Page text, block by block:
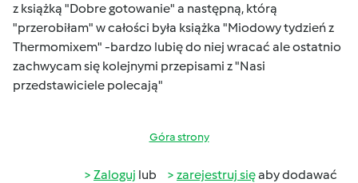
z książką "Dobre gotowanie" a następną, którą
"przerobiłam" w całości była książka "Miodowy tydzień z
Thermomixem" -bardzo lubię do niej wracać ale ostatnio
zachwycam się kolejnymi przepisami z "Nasi
przedstawiciele polecają"
Góra strony
Zaloguj lub zarejestruj sięaby dodawać